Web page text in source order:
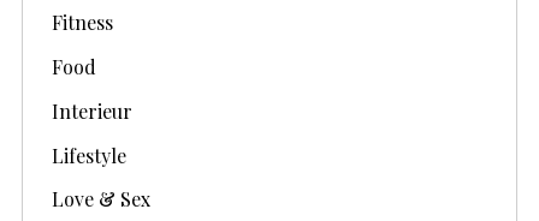
Fitness
Food
Interieur
Lifestyle
Love & Sex